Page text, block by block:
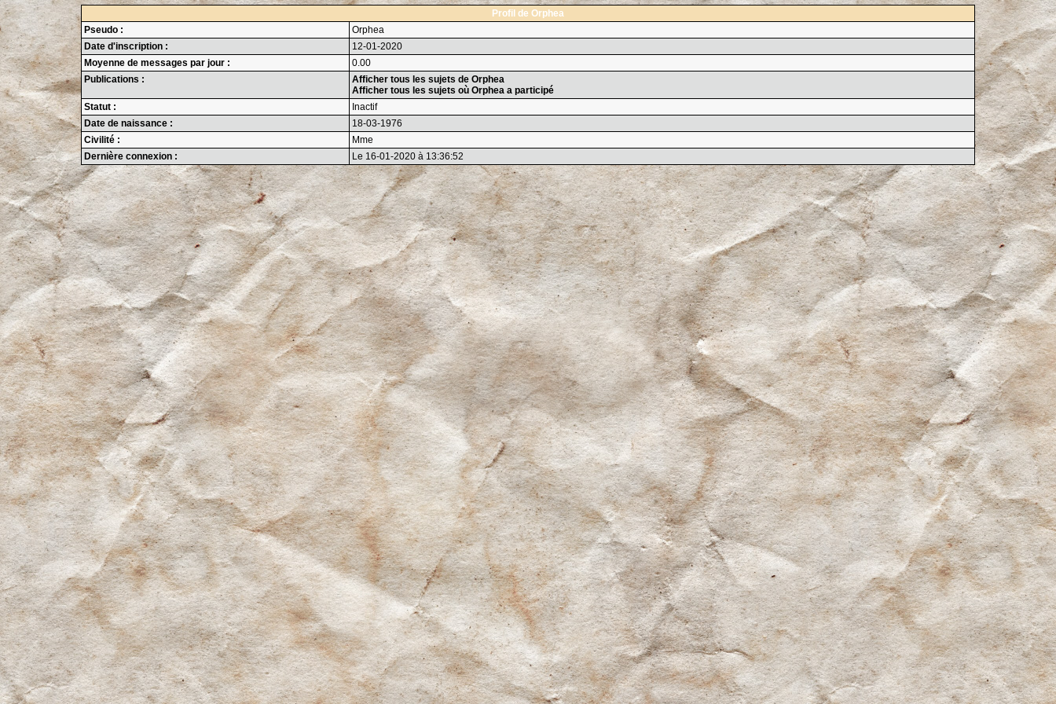
Profil de Orphea
Pseudo :
Orphea
Date d'inscription :
12-01-2020
Moyenne de messages par jour :
0.00
Publications :
Afficher tous les sujets de Orphea
Afficher tous les sujets où Orphea a participé
Statut :
Inactif
Date de naissance :
18-03-1976
Civilité :
Mme
Dernière connexion :
Le 16-01-2020 à 13:36:52